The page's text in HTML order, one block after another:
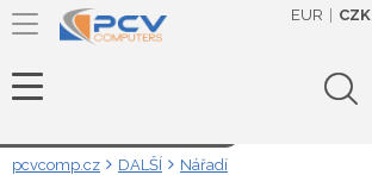
EUR CZK
pcvcomp.cz DALŠÍ Nářadí